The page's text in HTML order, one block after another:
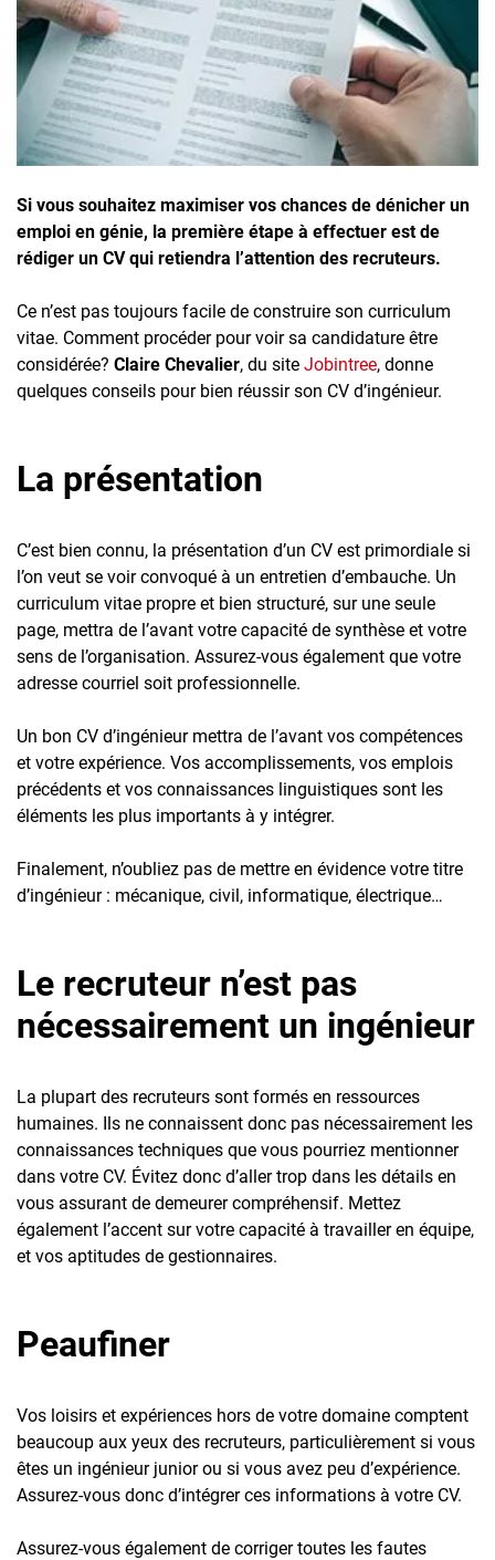
Inscrivez-vous à l'infolettre
Employeurs
Publiez une offre d'emploi
Si vous souhaitez maximiser vos chances de dénicher un
emploi en génie, la première étape à effectuer est de
rédiger un CV qui retiendra l’attention des recruteurs.
Ce n’est pas toujours facile de construire son curriculum
vitae. Comment procéder pour voir sa candidature être
considérée? Claire Chevalier, du site Jobintree, donne
quelques conseils pour bien réussir son CV d’ingénieur.
La présentation
C’est bien connu, la présentation d’un CV est primordiale si
l’on veut se voir convoqué à un entretien d’embauche. Un
curriculum vitae propre et bien structuré, sur une seule
page, mettra de l’avant votre capacité de synthèse et votre
sens de l’organisation. Assurez-vous également que votre
adresse courriel soit professionnelle.
Un bon CV d’ingénieur mettra de l’avant vos compétences
et votre expérience. Vos accomplissements, vos emplois
précédents et vos connaissances linguistiques sont les
éléments les plus importants à y intégrer.
Finalement, n’oubliez pas de mettre en évidence votre titre
d’ingénieur : mécanique, civil, informatique, électrique…
Le recruteur n’est pas
nécessairement un ingénieur
La plupart des recruteurs sont formés en ressources
humaines. Ils ne connaissent donc pas nécessairement les
connaissances techniques que vous pourriez mentionner
dans votre CV. Évitez donc d’aller trop dans les détails en
vous assurant de demeurer compréhensif. Mettez
également l’accent sur votre capacité à travailler en équipe,
et vos aptitudes de gestionnaires.
Peaufiner
Vos loisirs et expériences hors de votre domaine comptent
beaucoup aux yeux des recruteurs, particulièrement si vous
êtes un ingénieur junior ou si vous avez peu d’expérience.
Assurez-vous donc d’intégrer ces informations à votre CV.
Assurez-vous également de corriger toutes les fautes